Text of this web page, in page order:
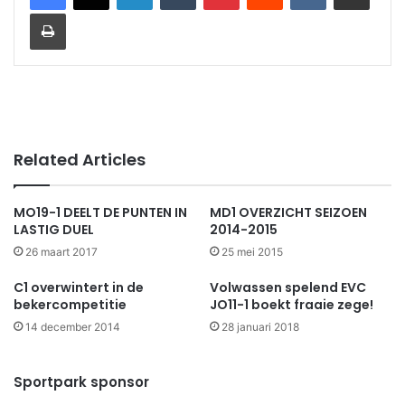
Print
Related Articles
MO19-1 DEELT DE PUNTEN IN
LASTIG DUEL
26 maart 2017
MD1 OVERZICHT SEIZOEN
2014-2015
25 mei 2015
C1 overwintert in de
bekercompetitie
14 december 2014
Volwassen spelend EVC
JO11-1 boekt fraaie zege!
28 januari 2018
Sportpark sponsor